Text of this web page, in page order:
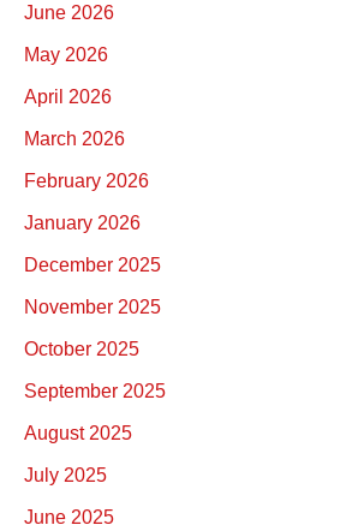
June 2026
May 2026
April 2026
March 2026
February 2026
January 2026
December 2025
November 2025
October 2025
September 2025
August 2025
July 2025
June 2025